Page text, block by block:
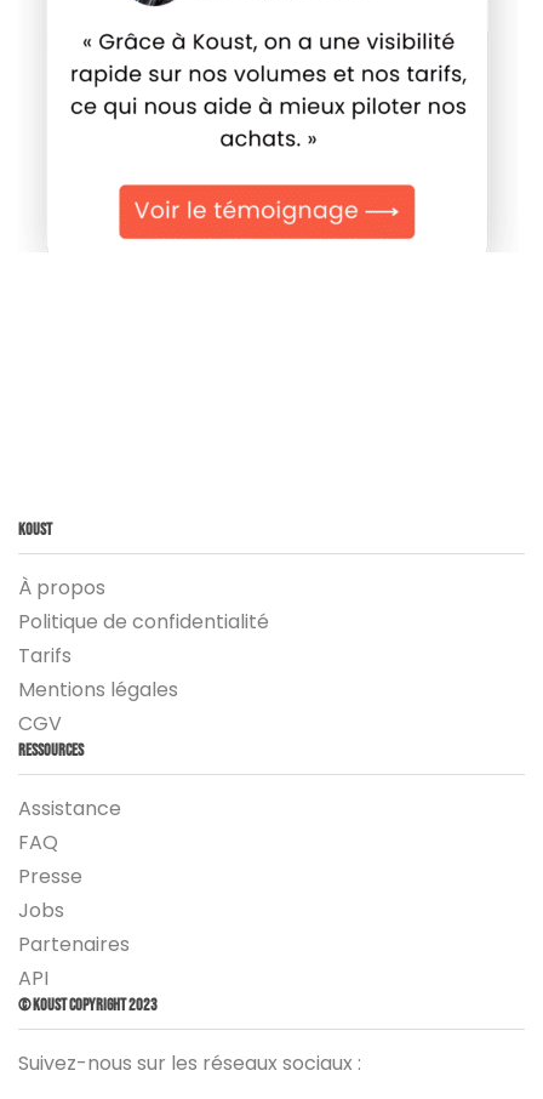
Koust
À propos
Politique de confidentialité
Tarifs
Mentions légales
CGV
Ressources
Assistance
FAQ
Presse
Jobs
Partenaires
API
© Koust Copyright 2023
Suivez-nous sur les réseaux sociaux :